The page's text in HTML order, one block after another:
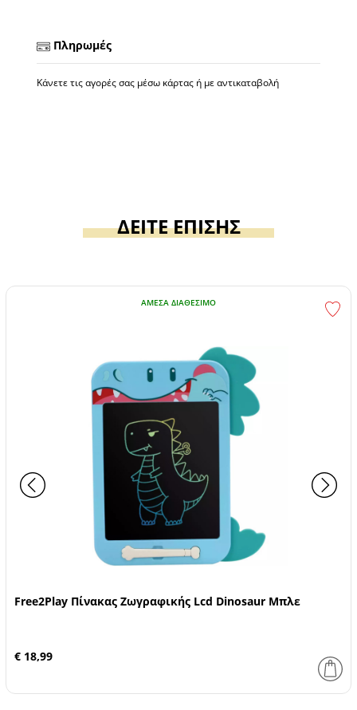
Πληρωμές
Κάνετε τις αγορές σας μέσω κάρτας ή με αντικαταβολή
ΔΕΙΤΕ ΕΠΙΣΗΣ
ΆΜΕΣΑ ΔΙΑΘΈΣΙΜΟ
Free2Play Πίνακας Ζωγραφικής Lcd Dinosaur Μπλε
€ 18,99